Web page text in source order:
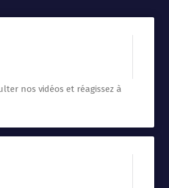
nos vidéos et réagissez à